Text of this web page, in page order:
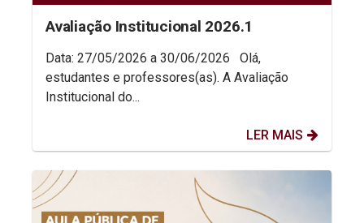
Avaliação Institucional 2026.1
Data: 27/05/2026 a 30/06/2026 Olá,
estudantes e professores(as). A Avaliação
Institucional do...
LER MAIS